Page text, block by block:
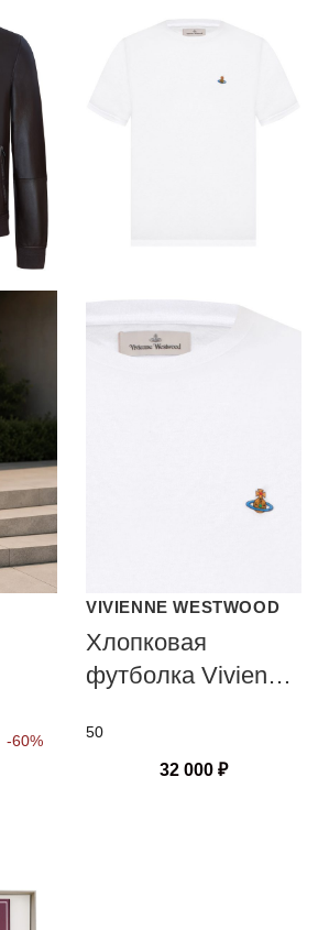
-60%
VIVIENNE WESTWOOD
Хлопковая
футболка Vivienne
50
32 000 ₽